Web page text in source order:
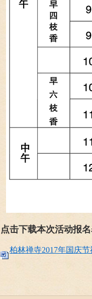
点击下载本次活动报名
柏林禅寺2017年国庆